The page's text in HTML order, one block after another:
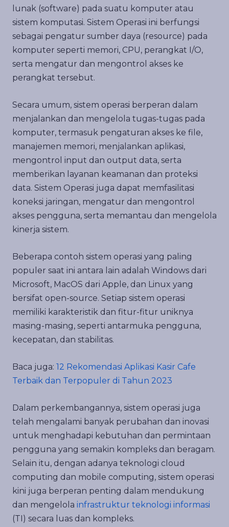
lunak (software) pada suatu komputer atau
sistem komputasi. Sistem Operasi ini berfungsi
sebagai pengatur sumber daya (resource) pada
komputer seperti memori, CPU, perangkat I/O,
serta mengatur dan mengontrol akses ke
perangkat tersebut.
Secara umum, sistem operasi berperan dalam
menjalankan dan mengelola tugas-tugas pada
komputer, termasuk pengaturan akses ke file,
manajemen memori, menjalankan aplikasi,
mengontrol input dan output data, serta
memberikan layanan keamanan dan proteksi
data. Sistem Operasi juga dapat memfasilitasi
koneksi jaringan, mengatur dan mengontrol
akses pengguna, serta memantau dan mengelola
kinerja sistem.
Beberapa contoh sistem operasi yang paling
populer saat ini antara lain adalah Windows dari
Microsoft, MacOS dari Apple, dan Linux yang
bersifat open-source. Setiap sistem operasi
memiliki karakteristik dan fitur-fitur uniknya
masing-masing, seperti antarmuka pengguna,
kecepatan, dan stabilitas.
Baca juga: 12 Rekomendasi Aplikasi Kasir Cafe
Terbaik dan Terpopuler di Tahun 2023
Dalam perkembangannya, sistem operasi juga
telah mengalami banyak perubahan dan inovasi
untuk menghadapi kebutuhan dan permintaan
pengguna yang semakin kompleks dan beragam.
Selain itu, dengan adanya teknologi cloud
computing dan mobile computing, sistem operasi
kini juga berperan penting dalam mendukung
dan mengelola infrastruktur teknologi informasi
(TI) secara luas dan kompleks.